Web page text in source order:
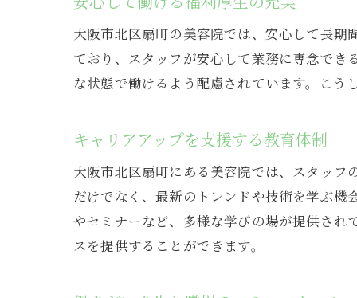
大阪市北区扇町の美容院では、安心して長
ており、スタッフが安心して業務に専念で
な状態で働けるよう配慮されています。こ
キャリアアップを支援する教育体制
大阪市北区扇町にある美容院では、スタッ
だけでなく、最新のトレンドや技術を学ぶ
やセミナーなど、多様な学びの場が提供さ
スを提供することができます。